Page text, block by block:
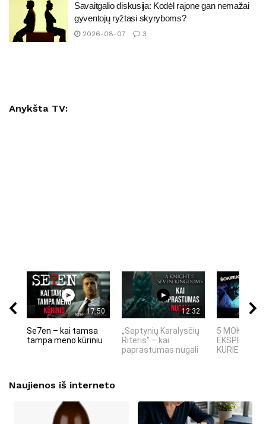
Savaitgalio diskusija: Kodėl rajone gan nemažai
gyventojų ryžtasi skyryboms?
2026-08-07 3
Anykšta TV:
17:50
Se7en – kai tamsa
tampa meno kūriniu
12:32
„Septynių Karalysčių
Riteris" – kai
paprastumas nugali
5 MOKSLINIAI
KURIE
Naujienos iš interneto